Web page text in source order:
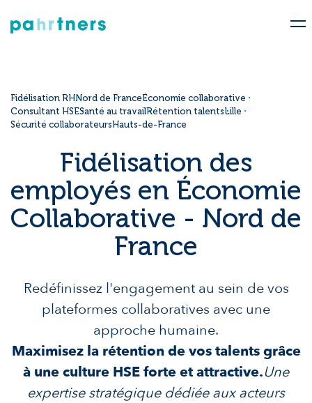
Fidélisation RHNord de FranceÉconomie collaborative
Consultant HSESanté au travailRétention talentsLille
Sécurité collaborateursHauts-de-France
Fidélisation des
employés en Économie
Collaborative - Nord de
France
Redéfinissez l'engagement au sein de vos
plateformes collaboratives avec une
approche humaine.
Maximisez la rétention de vos talents grâce
à une culture HSE forte et attractive.Une
expertise stratégique dédiée aux acteurs